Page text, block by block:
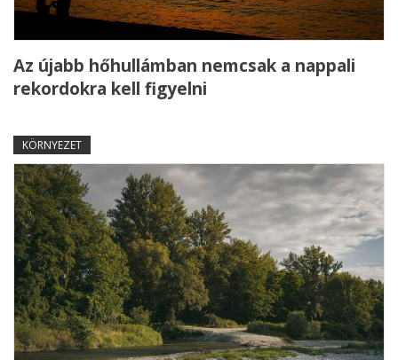
Az újabb hőhullámban nemcsak a nappali
rekordokra kell figyelni
KÖRNYEZET